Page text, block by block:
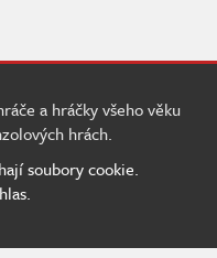
a hráčky všeho věku
hrách.
soubory cookie.